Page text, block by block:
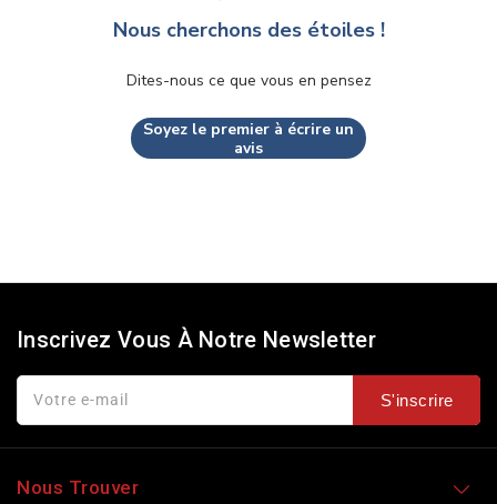
Nous cherchons des étoiles !
Dites-nous ce que vous en pensez
Soyez le premier à écrire un
avis
Inscrivez Vous À Notre Newsletter
Votre e-mail S'inscrire
Nous Trouver